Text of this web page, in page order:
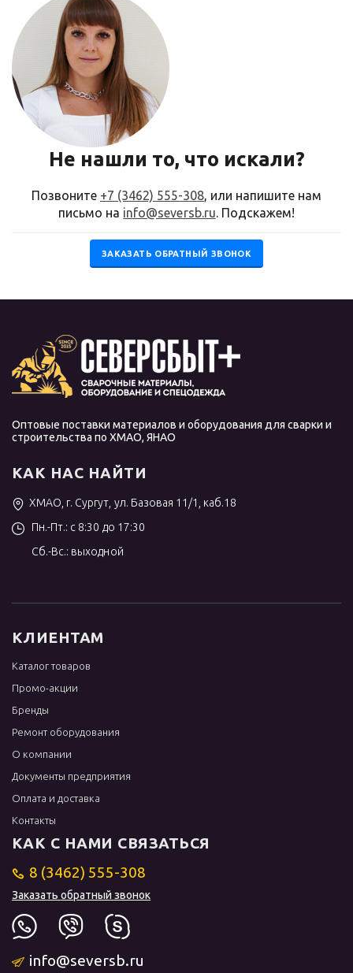
Не нашли то, что искали?
Позвоните +7 (3462) 555-308, или напишите нам
письмо на info@seversb.ru. Подскажем!
ЗАКАЗАТЬ ОБРАТНЫЙ ЗВОНОК
Оптовые поставки материалов и оборудования для сварки и
строительства по ХМАО, ЯНАО
КАК НАС НАЙТИ
ХМАО, г. Сургут, ул. Базовая 11/1, каб.18
Пн.-Пт.: с 8:30 до 17:30
Сб.-Вс.: выходной
КЛИЕНТАМ
Каталог товаров
Промо-акции
Бренды
Ремонт оборудования
О компании
Документы предприятия
Оплата и доставка
Контакты
КАК С НАМИ СВЯЗАТЬСЯ
8 (3462) 555-308
Заказать обратный звонок
info@seversb.ru